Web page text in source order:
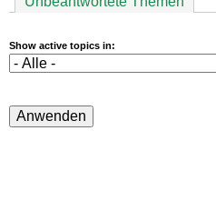
Show active topics in: